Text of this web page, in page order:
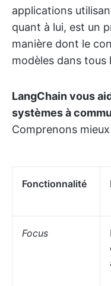
applications
quant à lui, est un
manière dont le
modèles dans tous
LangChain vous
systèmes à
Comprenons
Fonctionnalité
Focus